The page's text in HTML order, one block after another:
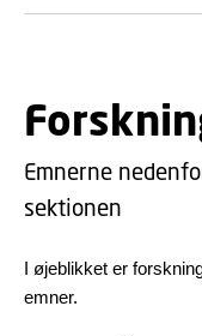
Emnerne
sektionen
I øjeblikket er
emner.